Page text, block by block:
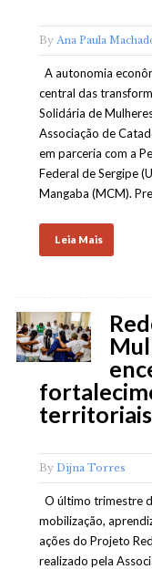
By Ana Paula
A autonomia
central das
Solidária de
Associação de
em parceria com a
Federal de Sergipe
Mangaba (MCM).
Leia Mais
territoriais
By Dijna Torres
O último trimestre
mobilização,
ações do Projeto
realizado pela